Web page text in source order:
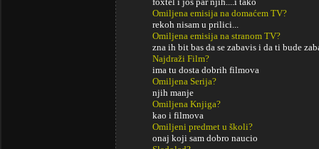
Omiljena emisija na domaćem TV?
rekoh nisam u prilici...
Omiljena emisija na stranom TV?
zna ih bit bas da se zabavis i da ti bude
Najdraži Film?
ima tu dosta dobrih filmova
Omiljena Serija?
njih manje
Omiljena Knjiga?
kao i filmova
Omiljeni predmet u školi?
onaj koji sam dobro naucio